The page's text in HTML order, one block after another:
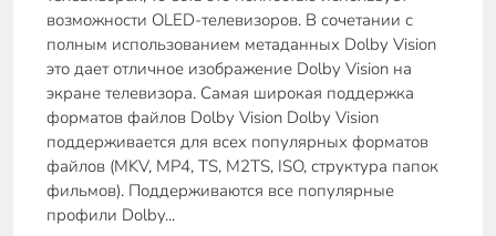
возможности OLED-телевизоров. В сочетании с
полным использованием метаданных Dolby Vision
это дает отличное изображение Dolby Vision на
экране телевизора. Самая широкая поддержка
форматов файлов Dolby Vision Dolby Vision
поддерживается для всех популярных форматов
файлов (MKV, MP4, TS, M2TS, ISO, структура папок
фильмов). Поддерживаются все популярные
профили Dolby...